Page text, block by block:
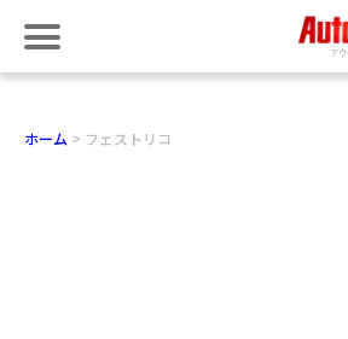
ホーム フェストリコ